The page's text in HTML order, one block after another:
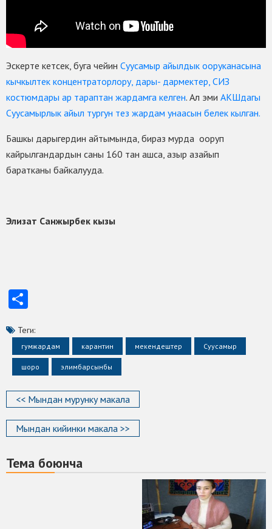
Эскерте кетсек, буга чейин Суусамыр айылдык ооруканасына
кычкылтек концентраторлору, дары- дармектер, СИЗ
костюмдары ар тараптан жардамга келген. Ал эми АКШдагы
Суусамырлык айыл тургун тез жардам унаасын белек кылган.
Башкы дарыгердин айтымында, бираз мурда ооруп
кайрылгандардын саны 160 тан ашса, азыр азайып
баратканы байкалууда.
Элизат Санжырбек кызы
Теги:
гумжардам карантин мекендештер Суусамыр
шоро элимбарсынбы
<< Мындан мурунку макала
Мындан кийинки макала >>
Тема боюнча